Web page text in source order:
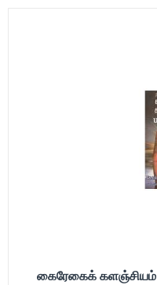
கைரேகைக் களஞ்சியம்